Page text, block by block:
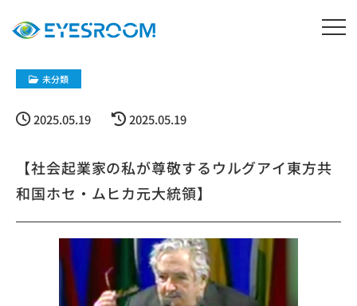
未分類
2025.05.19 2025.05.19
【社会起業家の私が尊敬するウルグアイ東方共
和国ホセ・ムヒカ元大統領】